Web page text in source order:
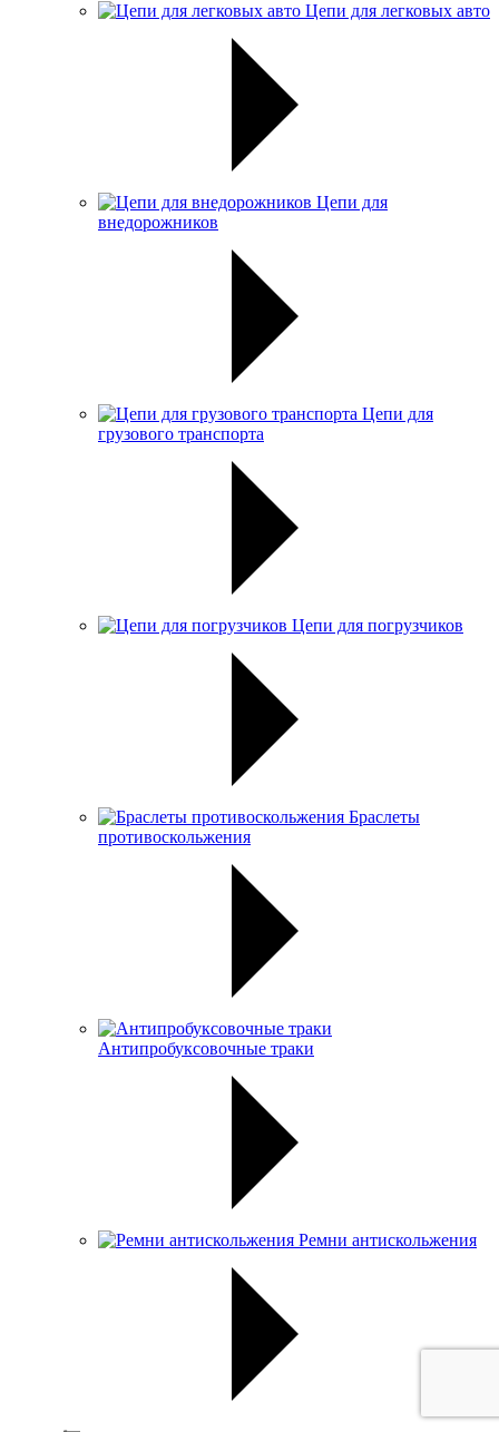
Цепи для легковых авто
Цепи для
внедорожников
Цепи для
грузового транспорта
Цепи для погрузчиков
Браслеты
противоскольжения
Антипробуксовочные траки
Ремни антискольжения